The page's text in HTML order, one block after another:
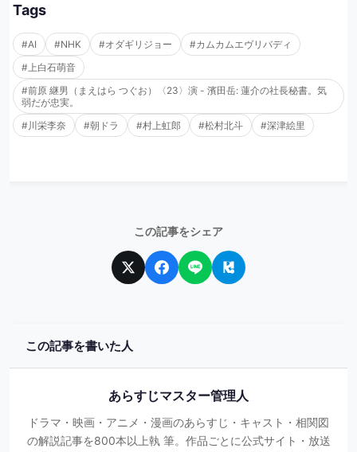
Tags
#AI #NHK #オダギリジョー
#カムカムエヴリバディ
#上白石萌音
#前原 継男（まえはら つぐお）〈23〉演 - 濱田岳: 蓮介の社長秘書。気
弱だが忠実。
#川栄李奈
#朝ドラ #村上虹郎 #松村北斗 #深津絵里
この記事をシェア
この記事を書いた人
あらすじマスター管理人
ドラマ・映画・アニメ・漫画のあらすじ・キャスト・相関図
の解説記事を800本以上執 筆。作品ごとに公式サイト・放送